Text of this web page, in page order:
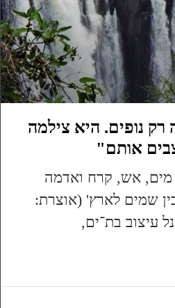
נופים. היא צילמה
אותם"
אש, קרח ואדמה
שמים לארץ' (אוצרת:
עיצוב בת־ים,